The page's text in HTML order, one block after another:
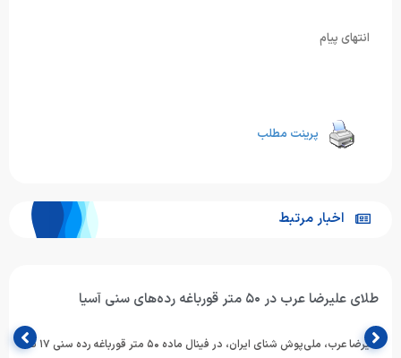
انتهای پیام
پرینت مطلب
اخبار مرتبط
طلای علیرضا عرب در ۵۰ متر قورباغه رده‌های سنی آسیا
علیرضا عرب، ملی‌پوش شنای ایران، در فینال ماده ۵۰ متر قورباغه رده سنی ۱۷ تا